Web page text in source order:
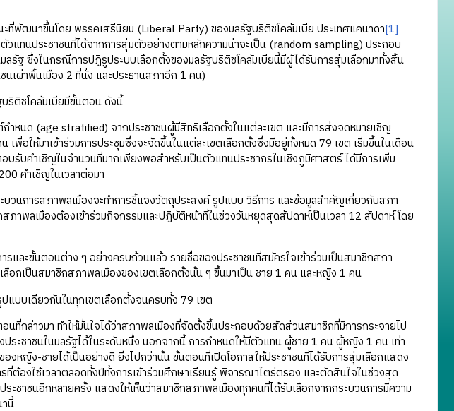
ฒนาขึ้นโดย พรรคเสรีนิยม (Liberal Party) ของมลรัฐบริติชโคลัมเบีย ประเทศแคนาดา[1]
วแทนประชาชนที่ได้จากการสุ่มตัวอย่างตามหลักความน่าจะเป็น (random sampling) ประกอบ
รัฐ ซึ่งในกรณีการปฏิรูประบบเลือกตั้งของมลรัฐบริติชโคลัมเบียนี้มีผู้ได้รับการสุ่มเลือกมาทั้งสิ้น
เผ่าพื้นเมือง 2 ที่นั่ง และประธานสภาอีก 1 คน)
ติชโคลัมเบียมีขั้นตอน ดังนี้
ด (age stratified) จากประชาชนผู้มีสิทธิเลือกตั้งในแต่ละเขต และมีการส่งจดหมายเชิญ
พื่อให้มาเข้าร่วมการประชุมซึ่งจะจัดขึ้นในแต่ละเขตเลือกตั้งซึ่งมีอยู่ทั้งหมด 79 เขต เริ่มขึ้นในเดือน
รับคำเชิญในจำนวนที่มากเพียงพอสำหรับเป็นตัวแทนประชากรในเชิงภูมิศาสตร์ ได้มีการเพิ่ม
คำเชิญในเวลาต่อมา
การสภาพลเมืองจะทำการชี้แจงวัตถุประสงค์ รูปแบบ วิธีการ และข้อมูลสำคัญเกี่ยวกับสภา
ภาพลเมืองต้องเข้าร่วมกิจกรรมและปฏิบัติหน้าที่ในช่วงวันหยุดสุดสัปดาห์เป็นเวลา 12 สัปดาห์ โดย
ละขั้นตอนต่าง ๆ อย่างครบถ้วนแล้ว รายชื่อของประชาชนที่สมัครใจเข้าร่วมเป็นสมาชิกสภา
อกเป็นสมาชิกสภาพลเมืองของเขตเลือกตั้งนั้น ๆ ขึ้นมาเป็น ชาย 1 คน และหญิง 1 คน
บเดียวกันในทุกเขตเลือกตั้งจนครบทั้ง 79 เขต
ล่าวมา ทำให้มั่นใจได้ว่าสภาพลเมืองที่จัดตั้งขึ้นประกอบด้วยสัดส่วนสมาชิกที่มีการกระจายไป
ระชาชนในมลรัฐได้ในระดับหนึ่ง นอกจากนี้ การกำหนดให้มีตัวแทน ผู้ชาย 1 คน ผู้หญิง 1 คน เท่า
งหญิง-ชายได้เป็นอย่างดี ยิ่งไปกว่านั้น ขั้นตอนที่เปิดโอกาสให้ประชาชนที่ได้รับการสุ่มเลือกแสดง
ที่ต้องใช้เวลาตลอดทั้งปีทั้งการเข้าร่วมศึกษาเรียนรู้ พิจารณาไตร่ตรอง และตัดสินใจในช่วงสุด
ะชาชนอีกหลายครั้ง แสดงให้เห็นว่าสมาชิกสภาพลเมืองทุกคนที่ได้รับเลือกจากกระบวนการมีความ
านี้